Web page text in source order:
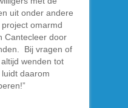
uit onder andere
omarmd
Cantecleer door
Bij vragen of
wenden tot
daarom